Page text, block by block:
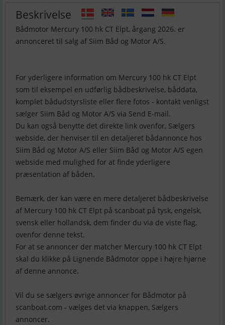
Beskrivelse
Bådmotor Mercury 100 hk CT Elpt, årgang 2026. er
annonceret til salg af Siim Båd og Motor A/S.
For yderligere information om Mercury 100 hk CT Elpt
som til eksempel en udførlig bådbeskrivelse, båddata,
komplet bådudstyrsliste eller flere fotos - kontakt venligst
sælger Siim Båd og Motor A/S via Send E-mail.
Du kan også benytte det direkte link ovenfor, Sælgers
webside, der henviser til en detaljeret bådannonce hos
Siim Båd og Motor A/S eller Siim Båd og Motor A/S egen
webside med mulighed for at finde yderligere
præsentation af båden.
Bemærk, der kan være en mere detaljeret bådbeskrivelse
af Mercury 100 hk CT Elpt på scanboat på tysk, engelsk,
svensk eller hollandsk, dem finder du via de viste flag,
ovenfor denne tekst.
For at se annoncer der matcher Mercury 100 hk CT Elpt
skal du klikke på Lignende Bådmotor oppe i højre hjørne
af denne annonce.
Vil du se sælgers øvrige annoncer for Bådmotor på
scanboat.com - vælges det via knappen, Sælgers
annoncer.